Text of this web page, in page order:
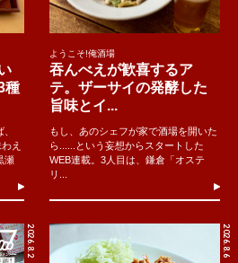
種
え
瀬
ようこそ!俺酒場
吞んべえが歓喜するア
テ。ザーサイの発酵した
旨味とイ...
もし、あのシェフが家で酒場を開いた
ら......という妄想からスタートした
WEB連載。3人目は、鎌倉「オステ
リ...
2026.8.2 2026.8.6